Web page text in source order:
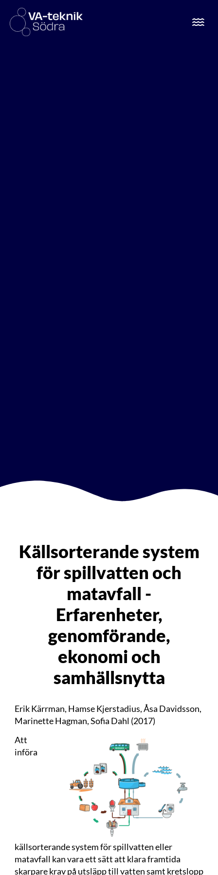
Källsorterande system
för spillvatten och
matavfall -
Erfarenheter,
genomförande,
ekonomi och
samhällsnytta
Erik Kärrman, Hamse Kjerstadius, Åsa Davidsson,
Marinette Hagman, Sofia Dahl (2017)
Att
införa
källsorterande system för spillvatten eller
matavfall kan vara ett sätt att klara framtida
skarpare krav på utsläpp till vatten samt kretslopp